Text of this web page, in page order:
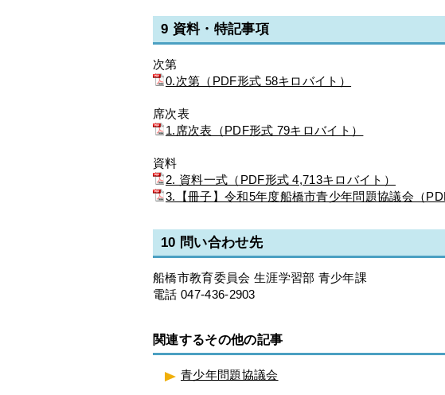
9 資料・特記事項
次第
0.次第（PDF形式 58キロバイト）
席次表
1.席次表（PDF形式 79キロバイト）
資料
2. 資料一式（PDF形式 4,713キロバイト）
3.【冊子】令和5年度船橋市青少年問題協議会（
10 問い合わせ先
船橋市教育委員会 生涯学習部 青少年課
電話 047-436-2903
関連するその他の記事
青少年問題協議会